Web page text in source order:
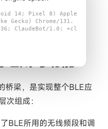
SIG Mesh蓝牙模块
成与功能
桥梁，是实现整个BLE应
组成：
BLE所用的无线频段和调
14; Pixel 8) Apple
Gecko) Chrome/131.
ClaudeBot/1.0; +cl